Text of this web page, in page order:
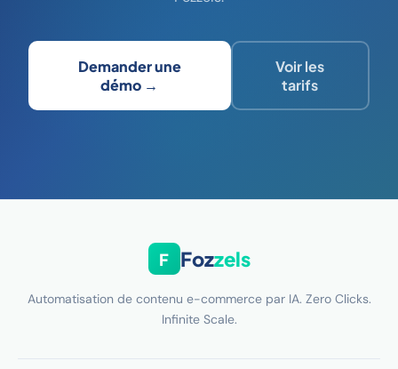
Demander une
démo →
Voir les
tarifs
F Fozzels
Automatisation de contenu e-commerce par IA. Zero Clicks.
Infinite Scale.